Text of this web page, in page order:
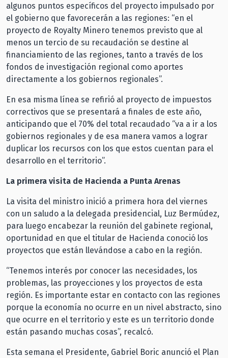
algunos puntos específicos del proyecto impulsado por
el gobierno que favorecerán a las regiones: “en el
proyecto de Royalty Minero tenemos previsto que al
menos un tercio de su recaudación se destine al
financiamiento de las regiones, tanto a través de los
fondos de investigación regional como aportes
directamente a los gobiernos regionales”.
En esa misma línea se refirió al proyecto de impuestos
correctivos que se presentará a finales de este año,
anticipando que el 70% del total recaudado “va a ir a los
gobiernos regionales y de esa manera vamos a lograr
duplicar los recursos con los que estos cuentan para el
desarrollo en el territorio”.
La primera visita de Hacienda a Punta Arenas
La visita del ministro inició a primera hora del viernes
con un saludo a la delegada presidencial, Luz Bermúdez,
para luego encabezar la reunión del gabinete regional,
oportunidad en que el titular de Hacienda conoció los
proyectos que están llevándose a cabo en la región.
“Tenemos interés por conocer las necesidades, los
problemas, las proyecciones y los proyectos de esta
región. Es importante estar en contacto con las regiones
porque la economía no ocurre en un nivel abstracto, sino
que ocurre en el territorio y este es un territorio donde
están pasando muchas cosas”, recalcó.
Esta semana el Presidente, Gabriel Boric anunció el Plan